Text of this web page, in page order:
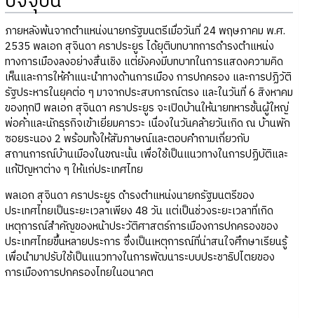
ภายหลังพ้นจากตำแหน่งนายกรัฐมนตรีเมื่อวันที่ 24 พฤษภาคม พ.ศ.
2535 พลเอก สุจินดา คราประยูร ได้ยุติบทบาทการดำรงตำแหน่ง
ทางการเมืองลงอย่างสิ้นเชิง แต่ยังคงมีบทบาทในการแสดงความคิด
เห็นและการให้คำแนะนำทางด้านการเมือง การปกครอง และการปฏิวัติ
รัฐประหารในยุคต่อ ๆ มาจากประสบการณ์ตรง และในวันที่ 6 สิงหาคม
ของทุกปี พลเอก สุจินดา คราประยูร จะเปิดบ้านให้นายทหารชั้นผู้ใหญ่
พ่อค้าและนักธุรกิจเข้าเยี่ยมคารวะ เนื่องในวันคล้ายวันเกิด ณ บ้านพัก
ซอยระนอง 2 พร้อมทั้งให้สัมภาษณ์และตอบคำถามเกี่ยวกับ
สถานการณ์บ้านเมืองในขณะนั้น เพื่อใช้เป็นแนวทางในการปฏิบัติและ
แก้ปัญหาต่าง ๆ ให้แก่ประเทศไทย
พลเอก สุจินดา คราประยูร ดำรงตำแหน่งนายกรัฐมนตรีของ
ประเทศไทยเป็นระยะเวลาเพียง 48 วัน แต่เป็นช่วงระยะเวลาที่เกิด
เหตุการณ์สำคัญของหน้าประวัติศาสตร์การเมืองการปกครองของ
ประเทศไทยขึ้นหลายประการ ซึ่งเป็นเหตุการณ์ที่น่าสนใจศึกษาเรียนรู้
เพื่อนำมาปรับใช้เป็นแนวทางในการพัฒนาระบบประชาธิปไตยของ
การเมืองการปกครองไทยในอนาคต